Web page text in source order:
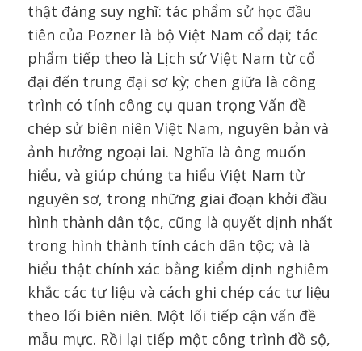
thật đáng suy nghĩ: tác phẩm sử học đầu
tiên của Pozner là bộ Việt Nam cổ đại; tác
phẩm tiếp theo là Lịch sử Việt Nam từ cổ
đại đến trung đại sơ kỳ; chen giữa là công
trình có tính công cụ quan trọng Vấn đề
chép sử biên niên Việt Nam, nguyên bản và
ảnh hưởng ngoại lai. Nghĩa là ông muốn
hiểu, và giúp chúng ta hiểu Việt Nam từ
nguyên sơ, trong những giai đoạn khởi đầu
hình thành dân tộc, cũng là quyết dịnh nhất
trong hình thành tính cách dân tộc; và là
hiểu thật chính xác bằng kiểm định nghiêm
khắc các tư liệu và cách ghi chép các tư liệu
theo lối biên niên. Một lối tiếp cận vấn đề
mẫu mực. Rồi lại tiếp một công trình đồ sộ,